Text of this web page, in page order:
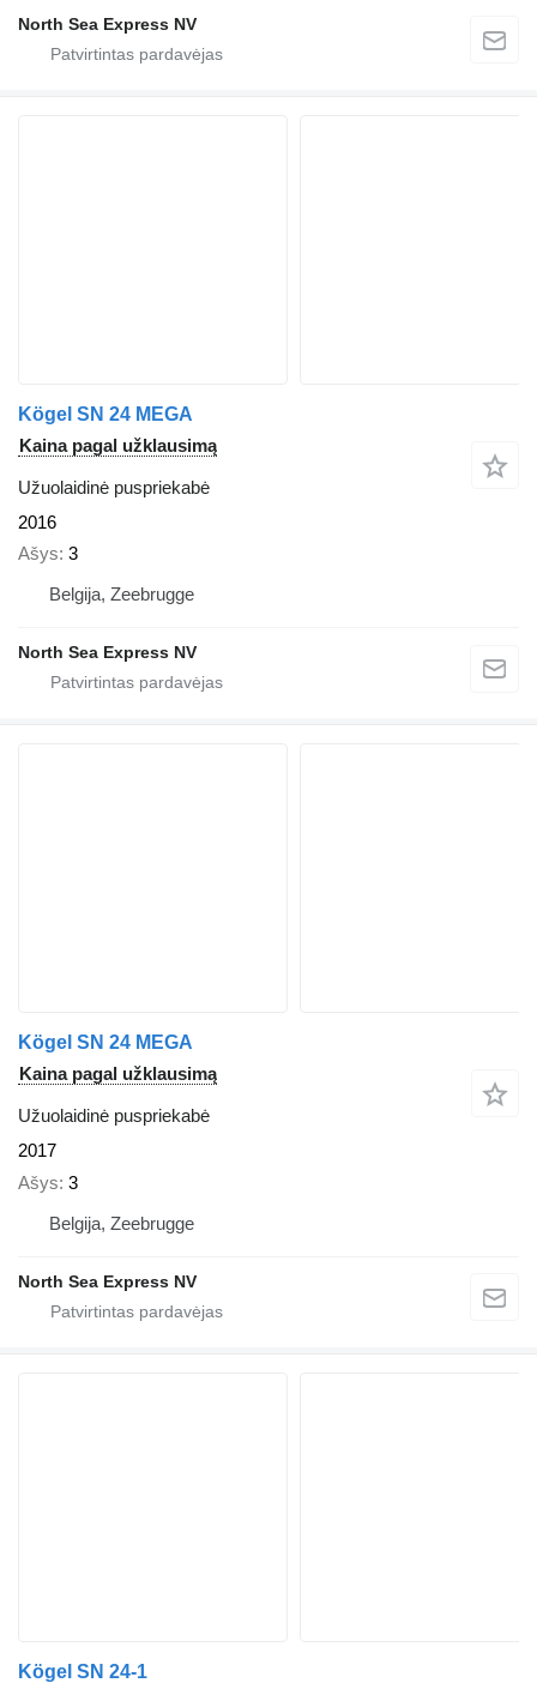
North Sea Express NV
Kögel SN 24 MEGA
Kaina pagal užklausimą
Užuolaidinė puspriekabė
2016
Ašys 3
Belgija, Zeebrugge
North Sea Express NV
Kögel SN 24 MEGA
Kaina pagal užklausimą
Užuolaidinė puspriekabė
2017
Ašys 3
Belgija, Zeebrugge
North Sea Express NV
Kögel SN 24-1